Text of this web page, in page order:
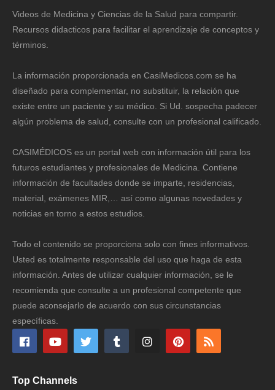
Videos de Medicina y Ciencias de la Salud para compartir.
Recursos didacticos para facilitar el aprendizaje de conceptos y
términos.
La información proporcionada en CasiMedicos.com se ha
diseñado para complementar, no substituir, la relación que
existe entre un paciente y su médico. Si Ud. sospecha padecer
algún problema de salud, consulte con un profesional calificado.
CASIMÉDICOS es un portal web con información útil para los
futuros estudiantes y profesionales de Medicina. Contiene
información de facultades donde se imparte, residencias,
material, exámenes MIR,… así como algunas novedades y
noticias en torno a estos estudios.
Todo el contenido se proporciona solo con fines informativos.
Usted es totalmente responsable del uso que haga de esta
información. Antes de utilizar cualquier información, se le
recomienda que consulte a un profesional competente que
puede aconsejarlo de acuerdo con sus circunstancias
específicas.
Top Channels